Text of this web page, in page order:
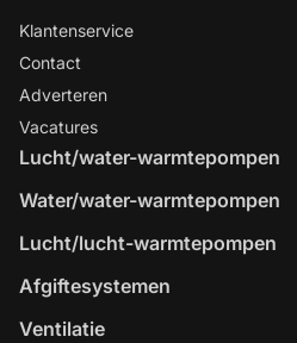
Klantenservice
Contact
Adverteren
Vacatures
Lucht/water-warmtepompen
Water/water-warmtepompen
Lucht/lucht-warmtepompen
Afgiftesystemen
Ventilatie